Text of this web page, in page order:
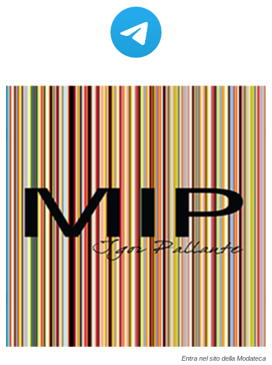
Entra nel sito della Modateca